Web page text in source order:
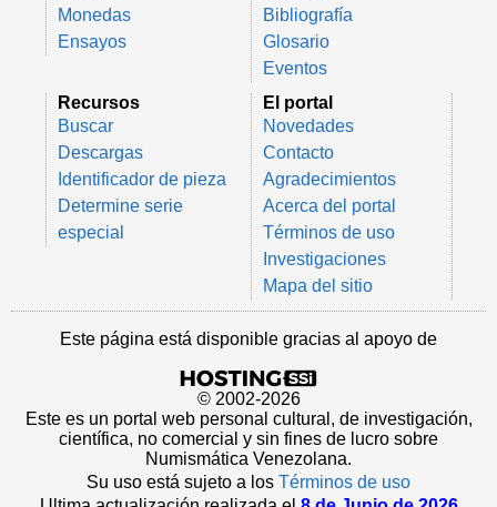
Monedas
Ensayos
Bibliografía
Glosario
Eventos
Recursos
Buscar
Descargas
Identificador de pieza
Determine serie
especial
El portal
Novedades
Contacto
Agradecimientos
Acerca del portal
Términos de uso
Investigaciones
Mapa del sitio
Este página está disponible gracias al apoyo de
© 2002-2026
Este es un portal web personal cultural, de investigación,
científica, no comercial y sin fines de lucro sobre
Numismática Venezolana.
Su uso está sujeto a los Términos de uso